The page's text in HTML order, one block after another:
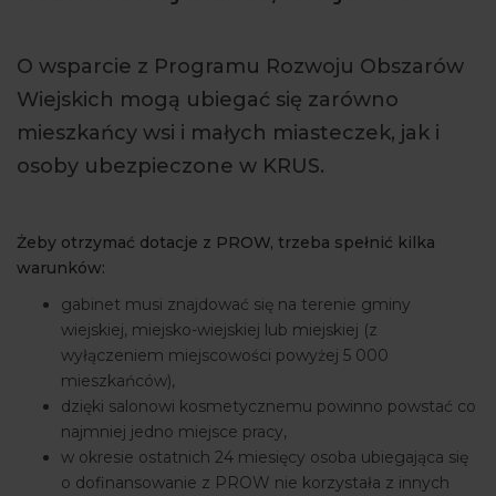
WYDARZENIA
O wsparcie z Programu Rozwoju Obszarów
Wiejskich mogą ubiegać się zarówno
mieszkańcy wsi i małych miasteczek, jak i
osoby ubezpieczone w KRUS.
Żeby otrzymać dotacje z PROW, trzeba spełnić kilka
warunków:
gabinet musi znajdować się na terenie gminy
wiejskiej, miejsko-wiejskiej lub miejskiej (z
wyłączeniem miejscowości powyżej 5 000
mieszkańców),
dzięki salonowi kosmetycznemu powinno powstać co
najmniej jedno miejsce pracy,
w okresie ostatnich 24 miesięcy osoba ubiegająca się
o dofinansowanie z PROW nie korzystała z innych